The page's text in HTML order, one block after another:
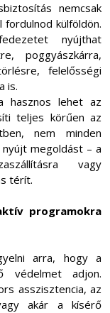
nemcsak
külföldön.
nyújthat
poggyászkárra,
felelősségi
is.
hasznos lehet az
teljes körűen az
nem minden
megoldást – a
vagy
térít.
programokra
arra, hogy a
védelmet adjon.
asszisztencia, az
akár a kísérő